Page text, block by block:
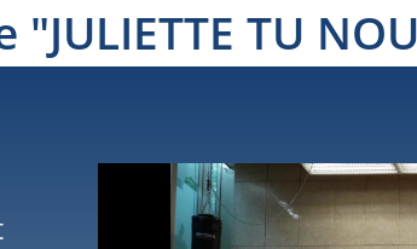
"JULIETTE TU